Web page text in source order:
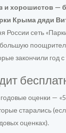
и хорошистов —
Крыма дяди
России сеть
большую
закончили год
оценки —
старались
оценках).